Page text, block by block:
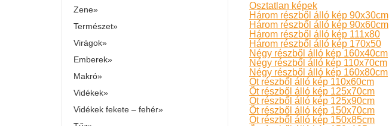
Zene»
Természet»
Virágok»
Emberek»
Makró»
Vidékek»
Vidékek fekete – fehér»
Osztatlan képek
Három részből álló kép 90x30cm
Három részből álló kép 90x60cm
Három részből álló kép 111x80
Három részből álló kép 170x50
Négy részből álló kép 160x40cm
Négy részből álló kép 110x70cm
Négy részből álló kép 160x80cm
Öt részből álló kép 110x60cm
Öt részből álló kép 125x70cm
Öt részből álló kép 125x90cm
Öt részből álló kép 150x70cm
Öt részből álló kép 150x85cm